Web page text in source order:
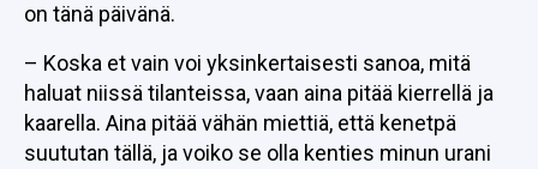
on tänä päivänä.
– Koska et vain voi yksinkertaisesti sanoa, mitä
haluat niissä tilanteissa, vaan aina pitää kierrellä ja
kaarella. Aina pitää vähän miettiä, että kenetpä
suututan tällä, ja voiko se olla kenties minun urani